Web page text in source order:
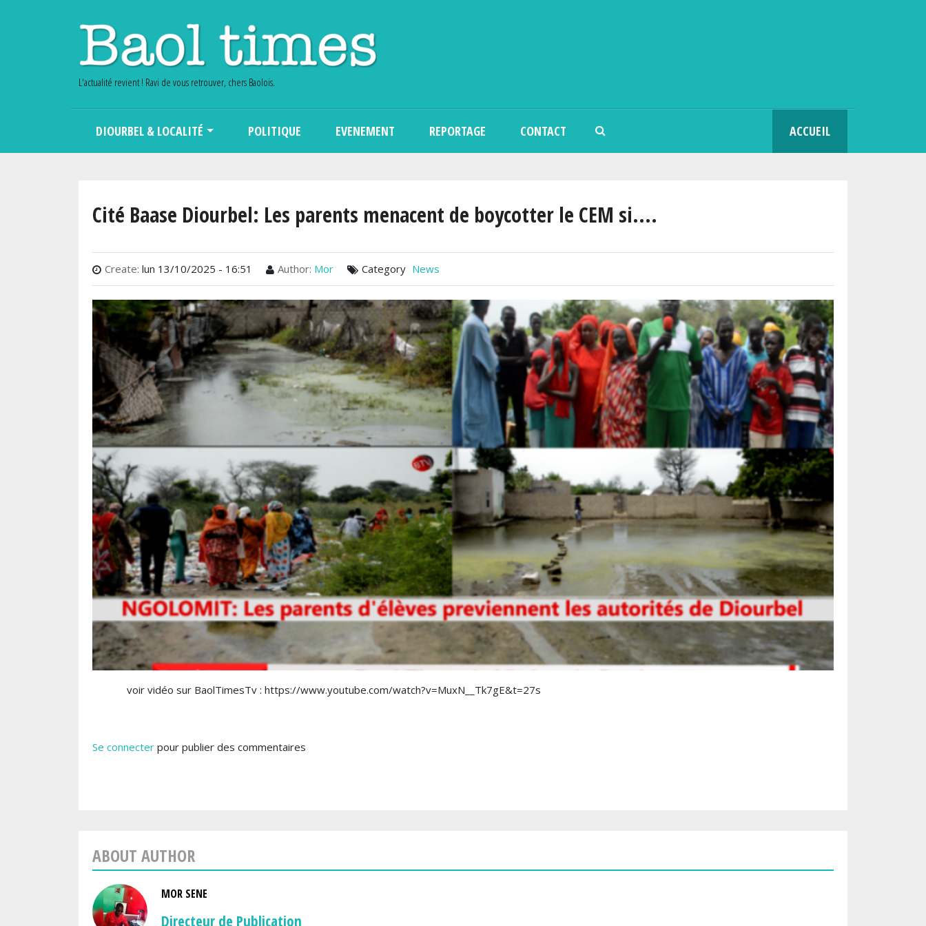
L'actualité revient ! Ravi de vous retrouver, chers Baolois.
DIOURBEL & LOCALITÉ POLITIQUE EVENEMENT REPORTAGE CONTACT ACCUEIL
Cité Baase Diourbel: Les parents menacent de boycotter le CEM si....
Create: lun 13/10/2025 - 16:51 Author: Mor Category News
voir vidéo sur BaolTimesTv : https://www.youtube.com/watch?v=MuxN__Tk7gE&t=27s
Se connecter pour publier des commentaires
ABOUT AUTHOR
MOR SENE
Directeur de Publication